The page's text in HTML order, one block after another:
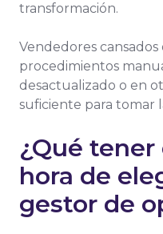
transformación.
Vendedores
procedimientos
desactualizado o en
suficiente para tomar
¿Qué
hora de
gestor de